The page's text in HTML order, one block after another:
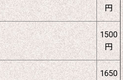
円
1500
円
1650